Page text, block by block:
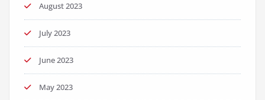
August 2023
July 2023
June 2023
May 2023